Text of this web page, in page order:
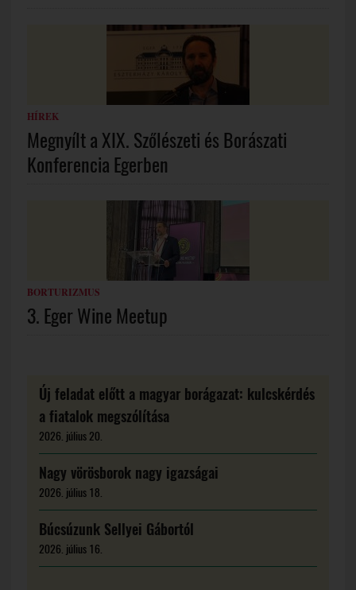
HÍREK
Megnyílt a XIX. Szőlészeti és Borászati
Konferencia Egerben
BORTURIZMUS
3. Eger Wine Meetup
Új feladat előtt a magyar borágazat: kulcskérdés
a fiatalok megszólítása
2026. július 20.
Nagy vörösborok nagy igazságai
2026. július 18.
Búcsúzunk Sellyei Gábortól
2026. július 16.